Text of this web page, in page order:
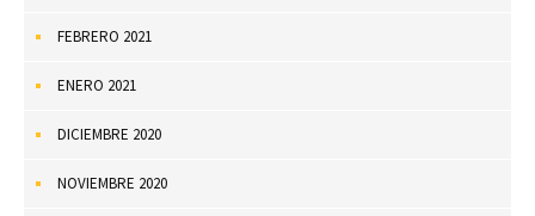
FEBRERO 2021
ENERO 2021
DICIEMBRE 2020
NOVIEMBRE 2020